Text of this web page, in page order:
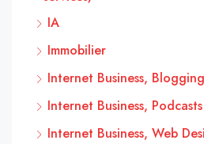
IA
Immobilier
Internet Business, Blogging
Internet Business, Podcasts
Internet Business, Web